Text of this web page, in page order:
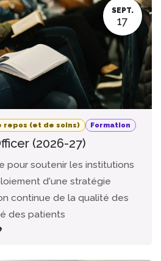
SEPT.
17
repos (et de soins) Formation
(2026-27)
pour soutenir les institutions
d'une stratégie
continue de la qualité des
des patients